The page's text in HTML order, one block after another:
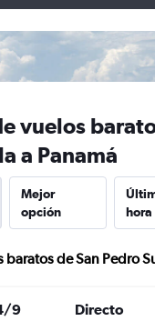
vuelos
a Panamá
Mejor
opción
hora
baratos de San Pedro
9 Directo